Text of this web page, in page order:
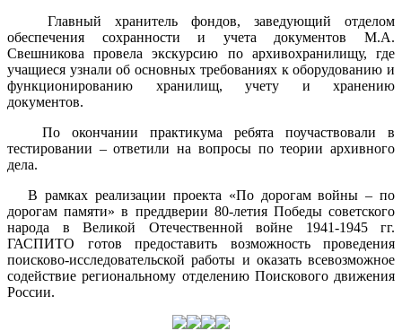
Главный хранитель фондов, заведующий отделом
обеспечения сохранности и учета документов М.А.
Свешникова провела экскурсию по архивохранилищу, где
учащиеся узнали об основных требованиях к оборудованию и
функционированию хранилищ, учету и хранению
документов.
По окончании практикума ребята поучаствовали в
тестировании – ответили на вопросы по теории архивного
дела.
В рамках реализации проекта «По дорогам войны – по
дорогам памяти» в преддверии 80-летия Победы советского
народа в Великой Отечественной войне 1941-1945 гг.
ГАСПИТО готов предоставить возможность проведения
поисково-исследовательской работы и оказать всевозможное
содействие региональному отделению Поискового движения
России.